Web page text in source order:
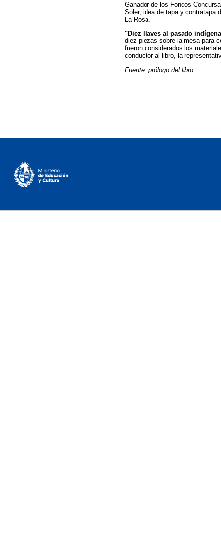
Ganador de los Fondos
Soler, idea de tapa y contratapa
La Rosa.
"Diez llaves al pasado
diez piezas sobre la mesa para
fueron considerados los
conductor al libro, la
Fuente: prólogo del libro